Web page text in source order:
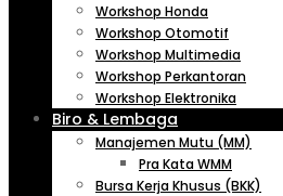
Workshop Honda
Workshop Otomotif
Workshop Multimedia
Workshop Perkantoran
Workshop Elektronika
Biro & Lembaga
Manajemen Mutu (MM)
Pra Kata WMM
Bursa Kerja Khusus (BKK)